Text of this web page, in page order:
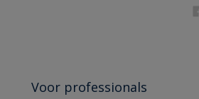
Voor professionals